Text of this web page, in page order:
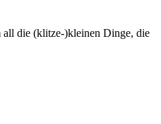
all die (klitze-)kleinen Dinge, die